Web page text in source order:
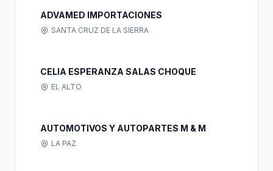
ADVAMED IMPORTACIONES
SANTA CRUZ DE LA SIERRA
CELIA ESPERANZA SALAS CHOQUE
EL ALTO
AUTOMOTIVOS Y AUTOPARTES M & M
LA PAZ